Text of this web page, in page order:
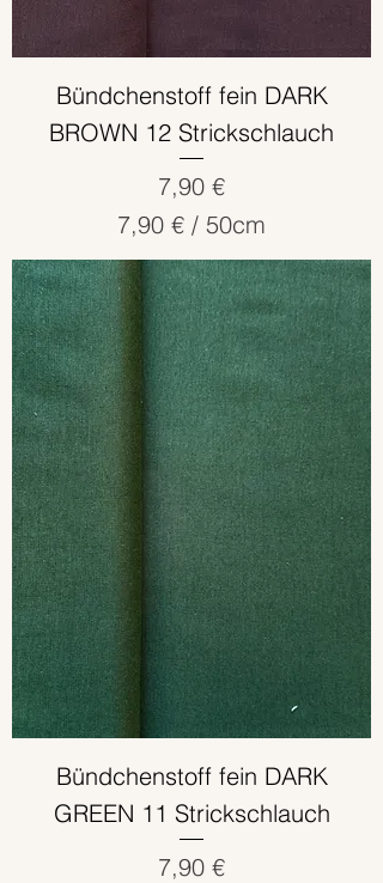
m
e
t
e
r
Bündchenstoff fein DARK
BROWN 12 Strickschlauch
Preis
7,90 €
7,90 € / 50cm
7
,
9
0
€
p
r
o
5
0
Z
e
n
t
i
m
e
t
e
r
Bündchenstoff fein DARK
GREEN 11 Strickschlauch
Preis
7,90 €